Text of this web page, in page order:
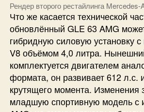
Рендер второго рестайлинга
Что же касается технической
обновлённый GLE 63 AMG
гибридную силовую установку
V8 объёмом 4,0 литра.
комплектуется двигателем
формата, он развивает 612 л.с.
крутящего момента. Изменения
младшую спортивную модель с